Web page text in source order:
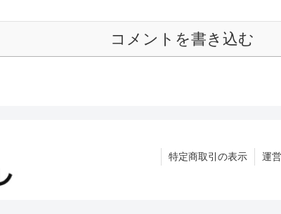
コメントを書き込む
特定商取引の表示 運